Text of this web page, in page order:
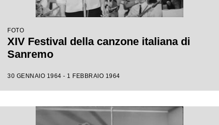
FOTO
XIV Festival della canzone italiana di
Sanremo
30 GENNAIO 1964 - 1 FEBBRAIO 1964